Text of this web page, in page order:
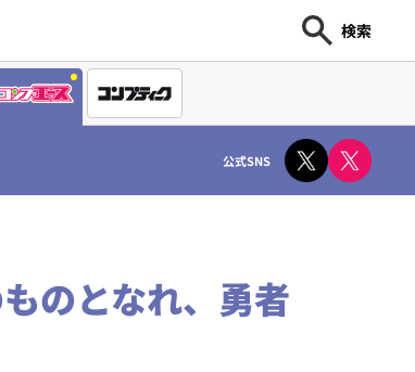
検索
公式SNS
のとなれ、勇者